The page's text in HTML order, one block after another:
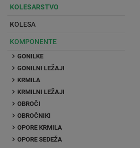
KOLESARSTVO
KOLESA
KOMPONENTE
GONILKE
GONILNI LEŽAJI
KRMILA
KRMILNI LEŽAJI
OBROČI
OBROČNIKI
OPORE KRMILA
OPORE SEDEŽA